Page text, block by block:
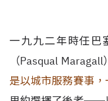
一九九二年時任巴
（Pasqual Maragall
是以城市服務賽事，